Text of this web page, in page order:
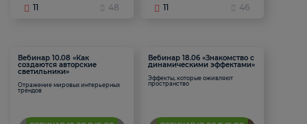
11 48 11 46
Вебинар 10.08 «Как
создаются авторские
светильники»
Отражение мировых интерьерных
трендов
Вебинар 18.06 «Знакомство с
динамическими эффектами»
Эффекты, которые оживляют
пространство